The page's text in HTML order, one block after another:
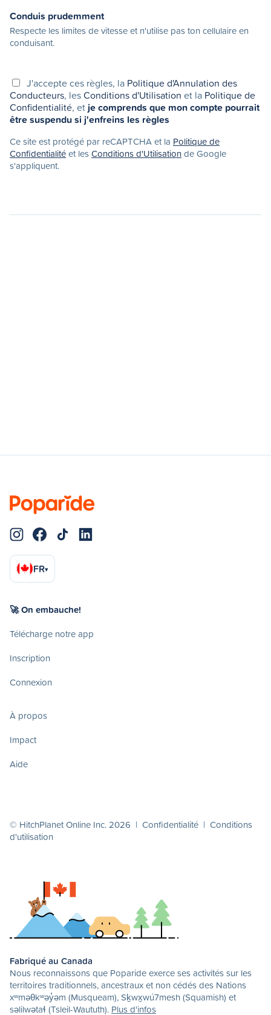
Conduis prudemment
Respecte les limites de vitesse et n'utilise pas ton cellulaire en
conduisant.
J'accepte ces règles, la Politique d'Annulation des
Conducteurs, lesConditions d'Utilisation et la Politique de
Confidentialité, etje comprends que mon compte pourrait
être suspendu si j'enfreins les règles
Ce site est protégé par reCAPTCHA et la Politique de
Confidentialitéet lesConditions d'Utilisationde Google
s'appliquent.
FR▾
🚀 On embauche!
Télécharge notre app
Inscription
Connexion
À propos
Impact
Aide
© HitchPlanet Online Inc. 2026 | Confidentialité | Conditions
d'utilisation
Fabriqué au Canada
Nous reconnaissons que Poparide exerce ses activités sur les
territoires traditionnels, ancestraux et non cédés des Nations
xʷməθkʷəy̓əm (Musqueam), Sḵwx̱wú7mesh (Squamish) et
səlilwətaɬ (Tsleil-Waututh). Plus d'infos